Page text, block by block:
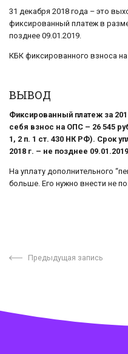
31 декабря 2018 года – это
фиксированный платеж в
позднее 09.01.2019.
КБК фиксированного взноса
ВЫВОД
Фиксированный платеж за
себя взнос на ОПС – 26 545
1, 2 п. 1 ст. 430 НК РФ). Срок
2018 г. – не позднее
На уплату дополнительного
больше. Его нужно внести не
Предыдущая запись